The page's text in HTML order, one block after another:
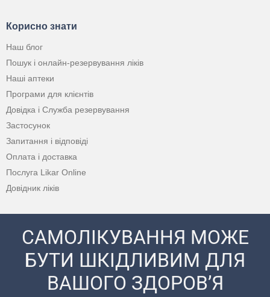
Корисно знати
Наш блог
Пошук і онлайн-резервування ліків
Наші аптеки
Програми для клієнтів
Довідка і Служба резервування
Застосунок
Запитання і відповіді
Оплата і доставка
Послуга Likar Online
Довідник ліків
САМОЛІКУВАННЯ МОЖЕ
БУТИ ШКІДЛИВИМ ДЛЯ
ВАШОГО ЗДОРОВ’Я